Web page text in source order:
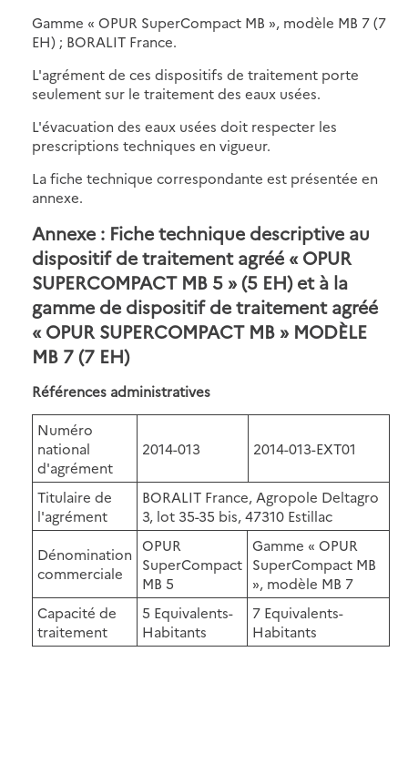
Gamme « OPUR SuperCompact MB », modèle MB 7 (7
EH) ; BORALIT France.
L'agrément de ces dispositifs de traitement porte
seulement sur le traitement des eaux usées.
L'évacuation des eaux usées doit respecter les
prescriptions techniques en vigueur.
La fiche technique correspondante est présentée en
annexe.
Annexe : Fiche technique descriptive au
dispositif de traitement agréé « OPUR
SUPERCOMPACT MB 5 » (5 EH) et à la
gamme de dispositif de traitement agréé
« OPUR SUPERCOMPACT MB » MODÈLE
MB 7 (7 EH)
Références administratives
Numéro
national
d'agrément
2014-013 2014-013-EXT01
Titulaire de
l'agrément
BORALIT France, Agropole Deltagro
3, lot 35-35 bis, 47310 Estillac
Dénomination
commerciale
OPUR
SuperCompact
MB 5
Gamme « OPUR
SuperCompact MB
», modèle MB 7
Capacité de
traitement
5 Equivalents-
Habitants
7 Equivalents-
Habitants